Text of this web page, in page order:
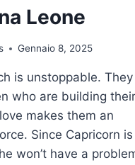
Leone
Gennaio 8, 2025
is unstoppable. They
who are building their
makes them an
Since Capricorn is
won’t have a